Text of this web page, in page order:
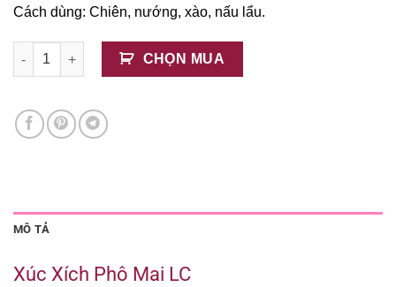
Cách dùng: Chiên, nướng, xào, nấu lẩu.
Xúc Xích Phô Mai LC 1kg số lượng
CHỌN MUA
MÔ TẢ
Xúc Xích Phô Mai LC